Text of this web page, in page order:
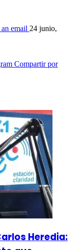
an email 24 junio,
Compartir por
Heredia: